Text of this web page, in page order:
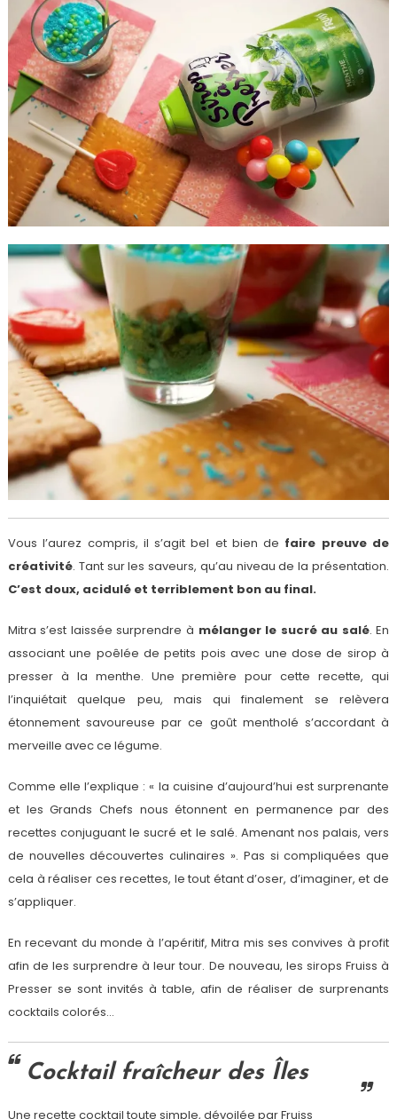
Vous l’aurez compris, il s’agit bel et bien de faire preuve de
créativité. Tant sur les saveurs, qu’au niveau de la présentation.
C’est doux, acidulé et terriblement bon au final.
Mitra s’est laissée surprendre à mélanger le sucré au salé. En
associant une poêlée de petits pois avec une dose de sirop à
presser à la menthe. Une première pour cette recette, qui
l’inquiétait quelque peu, mais qui finalement se relèvera
étonnement savoureuse par ce goût mentholé s’accordant à
merveille avec ce légume.
Comme elle l’explique : « la cuisine d’aujourd’hui est surprenante
et les Grands Chefs nous étonnent en permanence par des
recettes conjuguant le sucré et le salé. Amenant nos palais, vers
de nouvelles découvertes culinaires ». Pas si compliquées que
cela à réaliser ces recettes, le tout étant d’oser, d’imaginer, et de
s’appliquer.
En recevant du monde à l’apéritif, Mitra mis ses convives à profit
afin de les surprendre à leur tour. De nouveau, les sirops Fruiss à
Presser se sont invités à table, afin de réaliser de surprenants
cocktails colorés…
Cocktail fraîcheur des Îles
Une recette cocktail toute simple, dévoilée par Fruiss